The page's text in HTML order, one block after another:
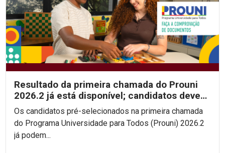
Resultado da primeira chamada do Prouni
2026.2 já está disponível; candidatos devem
enviar...
Os candidatos pré-selecionados na primeira chamada
do Programa Universidade para Todos (Prouni) 2026.2
já podem...